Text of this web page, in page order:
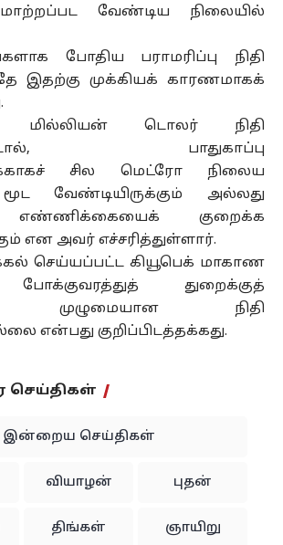
வேண்டிய நிலையில்
போதிய பராமரிப்பு நிதி
இதற்கு முக்கியக் காரணமாகக்
டொலர் நிதி
பாதுகாப்பு
சில மெட்ரோ நிலைய
வேண்டியிருக்கும் அல்லது
எண்ணிக்கையைக் குறைக்க
என அவர் எச்சரித்துள்ளார்.
செய்யப்பட்ட கியூபெக் மாகாண
போக்குவரத்துத் துறைக்குத்
முழுமையான நிதி
என்பது குறிப்பிடத்தக்கது.
செய்திகள்
இன்றைய செய்திகள்
வியாழன் புதன்
திங்கள் ஞாயிறு